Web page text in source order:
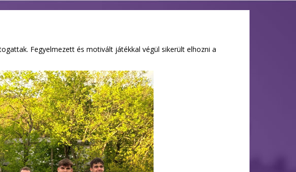
Fegyelmezett és motivált játékkal végül sikerült elhozni a